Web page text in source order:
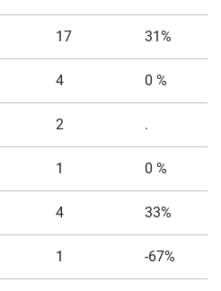
17 31%
4 0 %
2 .
1 0 %
4 33%
1 -67%